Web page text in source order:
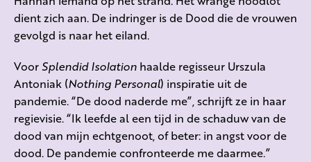
dient zich aan. De indringer is de Dood die de vrouwen
gevolgd is naar het eiland.
VoorSplendid Isolation haalde regisseur Urszula
Antoniak (Nothing Personal) inspiratie uit de
pandemie. “De dood naderde me”, schrijft ze in haar
regievisie. “Ik leefde al een tijd in de schaduw van de
dood van mijn echtgenoot, of beter: in angst voor de
dood. De pandemie confronteerde me daarmee.”